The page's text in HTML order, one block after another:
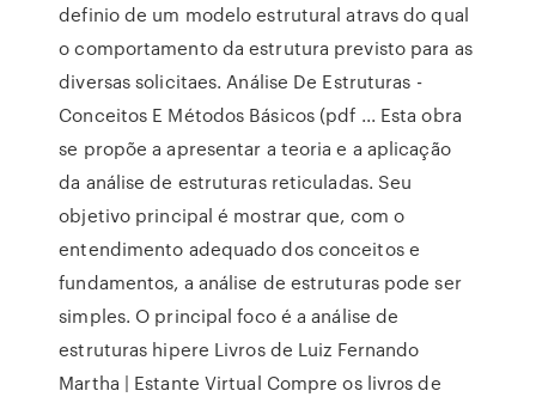
definio de um modelo estrutural atravs do qual
o comportamento da estrutura previsto para as
diversas solicitaes. Análise De Estruturas -
Conceitos E Métodos Básicos (pdf ... Esta obra
se propõe a apresentar a teoria e a aplicação
da análise de estruturas reticuladas. Seu
objetivo principal é mostrar que, com o
entendimento adequado dos conceitos e
fundamentos, a análise de estruturas pode ser
simples. O principal foco é a análise de
estruturas hipere Livros de Luiz Fernando
Martha | Estante Virtual Compre os livros de